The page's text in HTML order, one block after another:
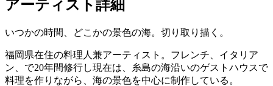
アーティスト詳細
いつかの時間、どこかの景色の海。切り取り描く。
福岡県在住の料理人兼アーティスト。フレンチ、イタリア
ン、で20年間修行し現在は、糸島の海沿いのゲストハウスで
料理を作りながら、海の景色を中心に制作している。